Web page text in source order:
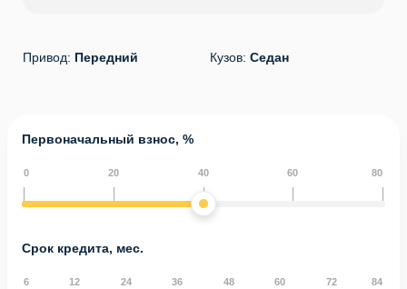
Привод: Передний Кузов: Седан
Первоначальный взнос, %
0 20 40 60 80
Срок кредита, мес.
6 12 24 36 48 60 72 84